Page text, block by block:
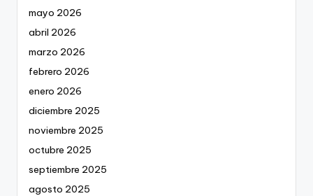
mayo 2026
abril 2026
marzo 2026
febrero 2026
enero 2026
diciembre 2025
noviembre 2025
octubre 2025
septiembre 2025
agosto 2025